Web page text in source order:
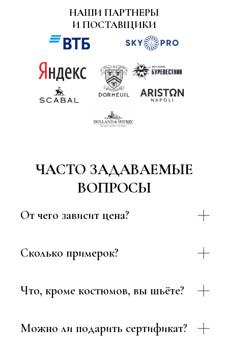
НАШИ ПАРТНЕРЫ
И ПОСТАВЩИКИ
ЧАСТО ЗАДАВАЕМЫЕ
ВОПРОСЫ
От чего зависит цена?
Сколько примерок?
Что, кроме костюмов, вы шьёте?
Можно ли подарить сертификат?